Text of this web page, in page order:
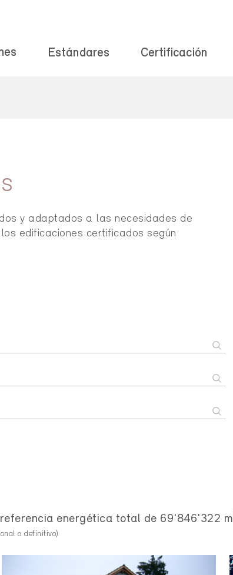
Estándares Certificación
y adaptados a las necesidades de
edificaciones certificados según
energética total de 69'846'322 m
o definitivo)